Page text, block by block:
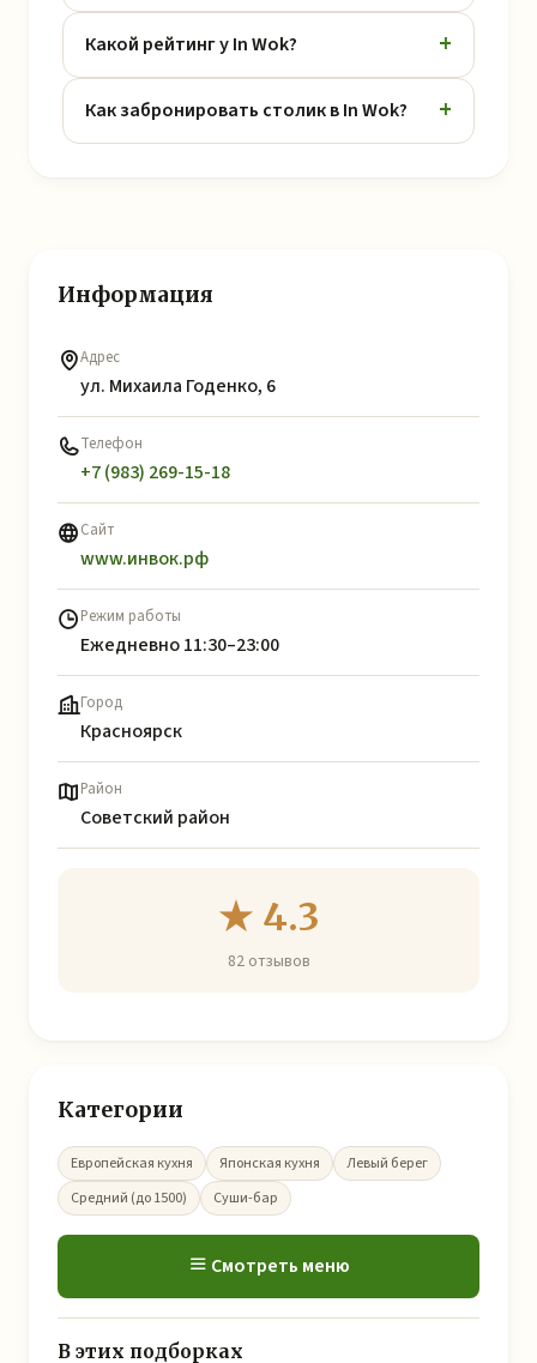
Какой рейтинг у In Wok?
Как забронировать столик в In Wok?
Информация
Адрес
ул. Михаила Годенко, 6
Телефон
+7 (983) 269-15-18
Сайт
www.инвок.рф
Режим работы
Ежедневно 11:30–23:00
Город
Красноярск
Район
Советский район
★ 4.3
82 отзывов
Категории
Европейская кухня Японская кухня
Левый берег
Средний (до 1500)
Суши-бар
Смотреть меню
В этих подборках